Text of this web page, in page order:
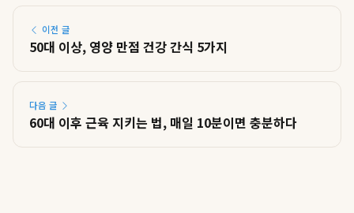
이전 글
50대 이상, 영양 만점 건강 간식 5가지
다음 글
60대 이후 근육 지키는 법, 매일 10분이면 충분하다